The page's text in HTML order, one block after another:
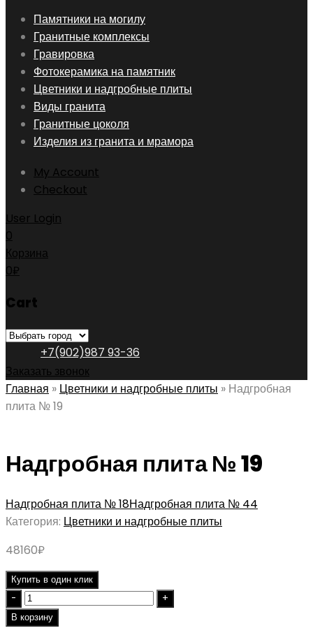
Skip
content
Памятники на могилу
Гранитные комплексы
Гравировка
Фотокерамика на памятник
Цветники и надгробные плиты
Виды гранита
Гранитные цоколя
Изделия из гранита и мрамора
My Account
Checkout
User Login
0
Корзина
0₽
Cart
+7(902)987 93-36
Заказать звонок
Главная » Цветники и надгробные плиты » Надгробная
плита № 19
Надгробная плита № 19
Надгробная плита № 18Надгробная плита № 44
Категория: Цветники и надгробные плиты
48160₽
Купить в один клик
Quantity
В корзину